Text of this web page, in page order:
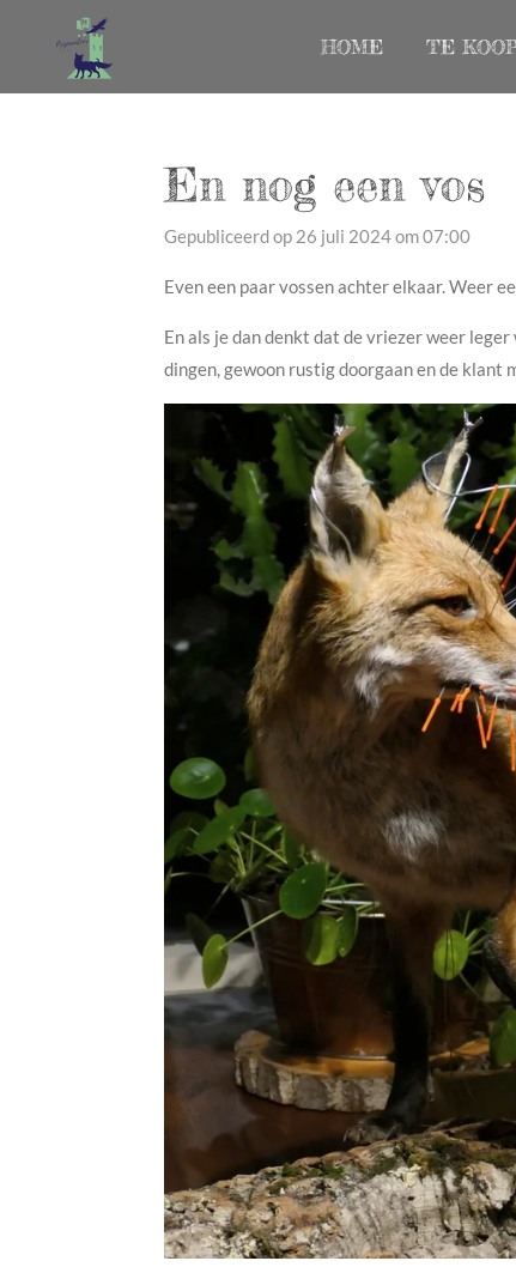
naar
HOME TE
En nog een vos
Gepubliceerd op 26 juli 2024 om 07:00
Even een paar vossen achter elkaar. Weer
En als je dan denkt dat de vriezer weer
dingen, gewoon rustig doorgaan en de klant